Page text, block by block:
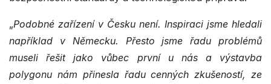
„Podobné zařízení v Česku není. Inspiraci jsme hledali
například v Německu. Přesto jsme řadu problémů
museli řešit jako vůbec první u nás a výstavba
polygonu nám přinesla řadu cenných zkušeností, ze